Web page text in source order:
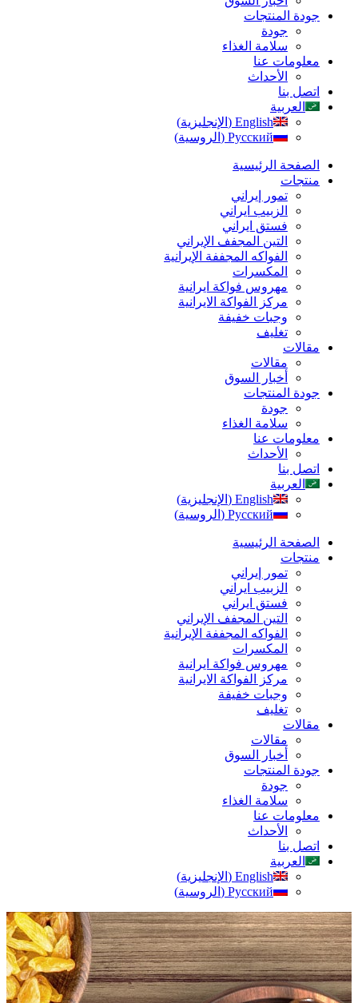
جودة المنتجات
جودة
سلامة الغذاء
معلومات عنا
الأحداث
اتصل بنا
العربية
English
( الإنجليزية)
Русский
( الروسية)
الصفحة الرئیسیة
منتجات
تمور إيراني
الزبیب ايراني
فستق ایراني
التين المجفف الإيراني
الفواكه المجففة الإيرانية
المكسرات
مهروس فواکة ایرانیة
مرکز الفواکة الایرانیة
وجبات خفيفة
تغليف
مقالات
مقالات
أخبار السوق
جودة المنتجات
جودة
سلامة الغذاء
معلومات عنا
الأحداث
اتصل بنا
العربية
English
( الإنجليزية)
Русский
( الروسية)
الصفحة الرئیسیة
منتجات
تمور إيراني
الزبیب ايراني
فستق ایراني
التين المجفف الإيراني
الفواكه المجففة الإيرانية
المكسرات
مهروس فواکة ایرانیة
مرکز الفواکة الایرانیة
وجبات خفيفة
تغليف
مقالات
مقالات
أخبار السوق
جودة المنتجات
جودة
سلامة الغذاء
معلومات عنا
الأحداث
اتصل بنا
العربية
English
( الإنجليزية)
Русский
( الروسية)